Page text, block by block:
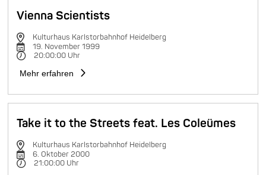
Vienna Scientists
Kulturhaus Karlstorbahnhof Heidelberg
19. November 1999
20:00:00 Uhr
Mehr erfahren
Take it to the Streets feat. Les Coleümes
Kulturhaus Karlstorbahnhof Heidelberg
6. Oktober 2000
21:00:00 Uhr